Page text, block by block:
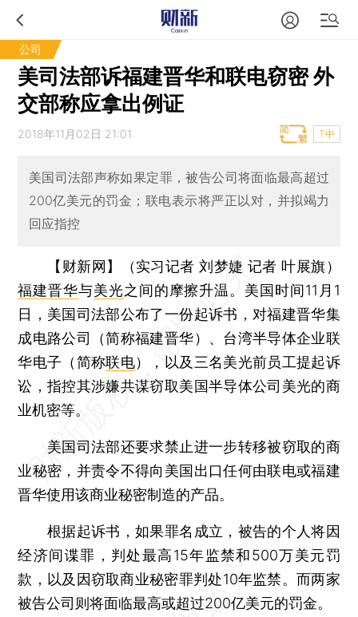
公司
美司法部诉福建晋华和联电窃密 外
交部称应拿出例证
2018年11月02日 21:01 T中
美国司法部声称如果定罪，被告公司将面临最高超过
200亿美元的罚金；联电表示将严正以对，并拟竭力
回应指控
【财新网】（实习记者 刘梦婕 记者 叶展旗）
福建晋华与美光之间的摩擦升温。美国时间11月1
日，美国司法部公布了一份起诉书，对福建晋华集
成电路公司（简称福建晋华）、台湾半导体企业联
华电子（简称联电），以及三名美光前员工提起诉
讼，指控其涉嫌共谋窃取美国半导体公司美光的商
业机密等。
美国司法部还要求禁止进一步转移被窃取的商
业秘密，并责令不得向美国出口任何由联电或福建
晋华使用该商业秘密制造的产品。
根据起诉书，如果罪名成立，被告的个人将因
经济间谍罪，判处最高15年监禁和500万美元罚
款，以及因窃取商业秘密罪判处10年监禁。而两家
被告公司则将面临最高或超过200亿美元的罚金。